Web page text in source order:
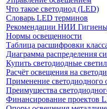
Что такое светодиод (LED)
Словарь LED терминов
Рекомендации НИИ
Нормы освещенности
Таблица расшифровки
Диаграмма распределения
Купить светодиодные
Расчёт освещения на
Применение светодиодного
Преимущества
Финансирование проектов